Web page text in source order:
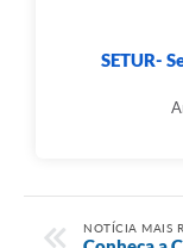
SETUR-
NOTÍCIA MAIS